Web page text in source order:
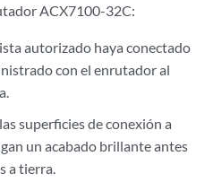
ACX7100-32C:
autorizado haya conectado
con el enrutador al
superficies de conexión a
un acabado brillante antes
a tierra.